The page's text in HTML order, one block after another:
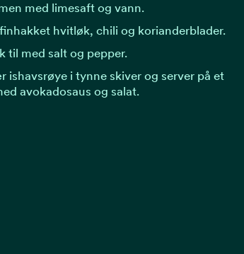
med limesaft og vann.
hvitløk, chili og korianderblader.
til med salt og pepper.
ishavsrøye i tynne skiver og server på et
avokadosaus og salat.